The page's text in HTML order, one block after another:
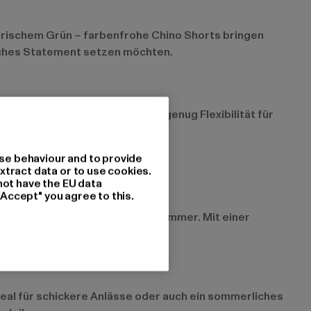
Grün – farbenfrohe Chino Shorts bringen
Statement setzen möchten.
Körper an und lassen dir genug Flexibilität für
lässig und perfekt für den Sommer. Mit einer
für schickere Anlässe oder auch ein sommerliches
behaviour and to provide
data or to use cookies.
have the EU data
you agree to this.